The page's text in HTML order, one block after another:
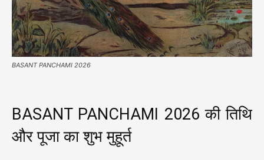
BASANT PANCHAMI 2026
BASANT PANCHAMI 2026 की तिथि
और पूजा का शुभ मुहूर्त